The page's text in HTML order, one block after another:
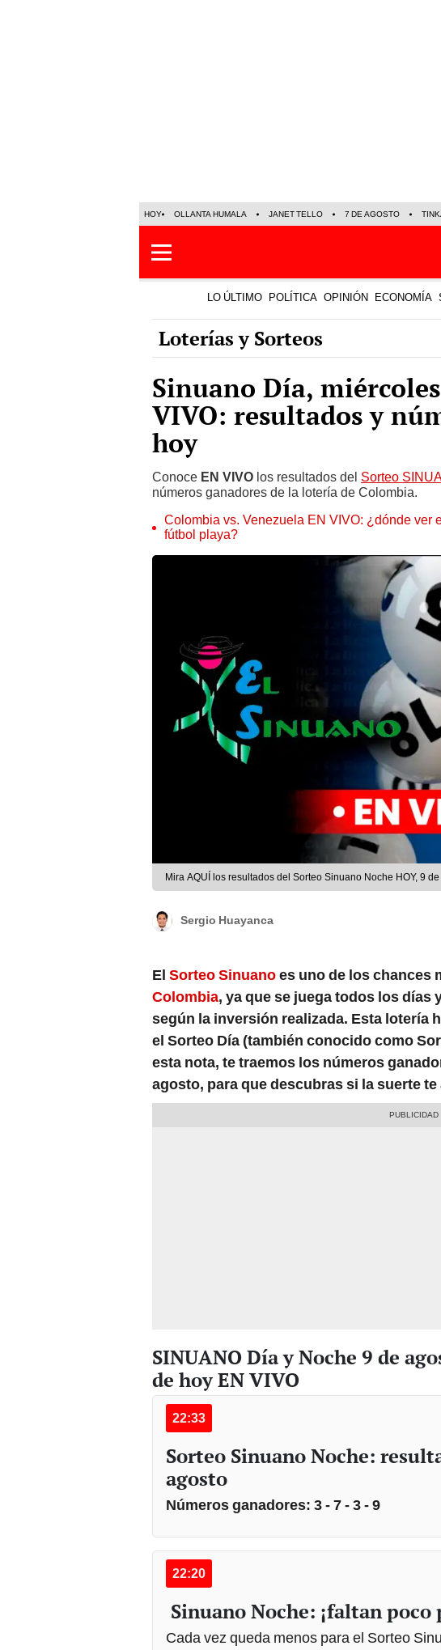
HOY OLLANTA HUMALA JANET TELLO 7 DE AGOSTO
LO ÚLTIMO POLÍTICA OPINIÓN ECONOMÍA
Loterías y Sorteos
Sinuano Día,
VIVO: resultados y
hoy
Conoce EN VIVO los resultados del Sorteo
números ganadores de la lotería de Colombia.
Colombia vs. Venezuela EN VIVO: ¿dónde ver
fútbol playa?
Mira AQUÍ los resultados del Sorteo Sinuano Noche HOY, 9
Sergio Huayanca
El Sorteo Sinuanoes uno de los chances
Colombia, ya que se juega todos los días
según la inversión realizada. Esta lotería
el Sorteo Día (también conocido como
esta nota, te traemos los números
agosto, para que descubras si la suerte
SINUANO Día y Noche 9 de
de hoy EN VIVO
22:33
Sorteo Sinuano Noche:
agosto
Números ganadores: 3 - 7 - 3 - 9
22:20
Sinuano Noche: ¡faltan poco
Cada vez queda menos para el Sorteo